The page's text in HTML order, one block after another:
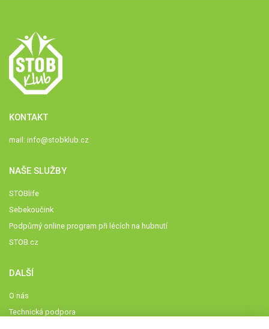
KONTAKT
mail: info@stobklub.cz
NAŠE SLUŽBY
STOBlife
Sebekoučink
Podpůrný online program při lécích na hubnutí
STOB.cz
DALŠÍ
O nás
Technická podpora